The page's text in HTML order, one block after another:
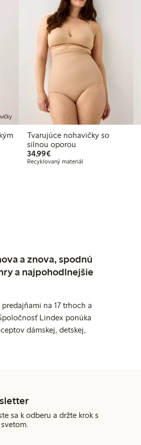
Tvarujúce nohavičky so
silnou oporou
34,99€34,99 €
Recyklovaný materiál
a znova, spodnú
a najpohodlnejšie
na 17 trhoch a
Lindex ponúka
dámskej, detskej,
sa k odberu a držte krok s